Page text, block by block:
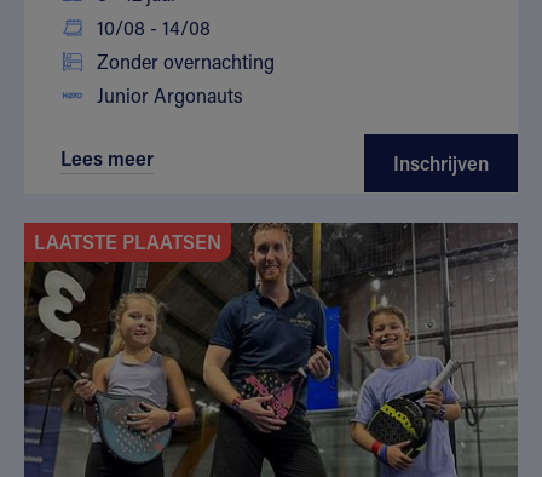
10/08 - 14/08
Zonder overnachting
Junior Argonauts
Lees meer Inschrijven
LAATSTE PLAATSEN